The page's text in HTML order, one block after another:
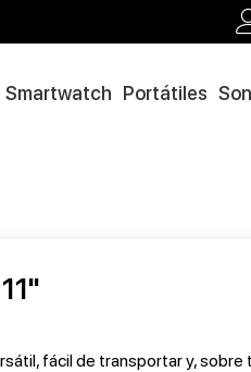
Smartwatch Portátiles
fácil de transportar y, sobre